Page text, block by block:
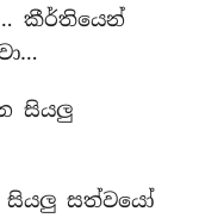
කීර්තියෙන්
සියලු
සියලු සත්වයෝ